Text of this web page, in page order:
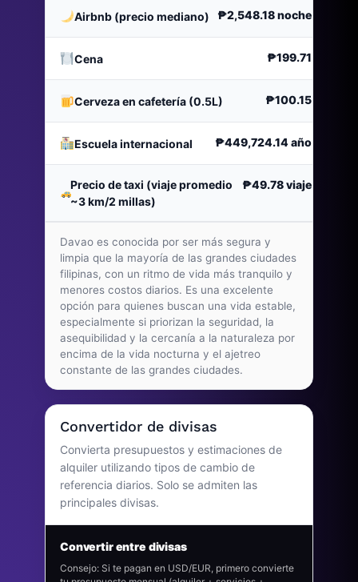
Airbnb (precio mediano) ₱2,548.18noche
Cena ₱199.71
Cerveza en cafetería (0.5L) ₱100.15
Escuela internacional ₱449,724.14año
Precio de taxi (viaje promedio
~3 km/2 millas)
₱49.78viaje
Davao es conocida por ser más segura y
limpia que la mayoría de las grandes ciudades
filipinas, con un ritmo de vida más tranquilo y
menores costos diarios. Es una excelente
opción para quienes buscan una vida estable,
especialmente si priorizan la seguridad, la
asequibilidad y la cercanía a la naturaleza por
encima de la vida nocturna y el ajetreo
constante de las grandes ciudades.
Convertidor de divisas
Convierta presupuestos y estimaciones de
alquiler utilizando tipos de cambio de
referencia diarios. Solo se admiten las
principales divisas.
Convertir entre divisas
Consejo: Si te pagan en USD/EUR, primero convierte